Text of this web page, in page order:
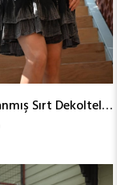
Siyah Taşlanmış Sırt Dekolteli Volanlı Mini Elbise